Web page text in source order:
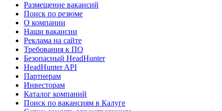
Размещение вакансий
Поиск по резюме
О компании
Наши вакансии
Реклама на сайте
Требования к ПО
Безопасный HeadHunter
HeadHunter API
Партнерам
Инвесторам
Каталог компаний
Поиск по вакансиям в Калуге